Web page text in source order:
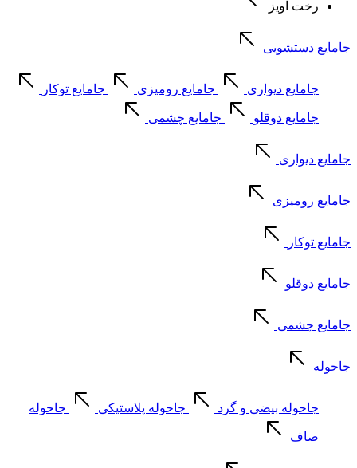
رخت آویز
جامایع دستشویی
جامایع دیواری جامایع رومیزی جامایع توکار
جامایع دوقلو جامایع چشمی
جامایع دیواری
جامایع رومیزی
جامایع توکار
جامایع دوقلو
جامایع چشمی
جاحوله
جاحوله بیضی و گرد جاحوله پلاستیکی جاحوله
صاف